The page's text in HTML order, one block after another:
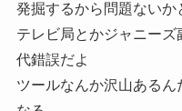
発掘するから問題ないか
テレビ局とかジャニー
代錯誤だよ
ツールなんか沢山ある